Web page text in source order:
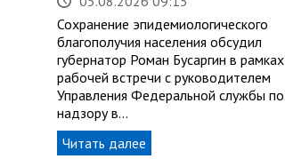
Сохранение эпидемиологического
благополучия населения обсудил
губернатор Роман Бусаргин в рамках
рабочей встречи с руководителем
Управления Федеральной службы по
надзору в…
Читать далее